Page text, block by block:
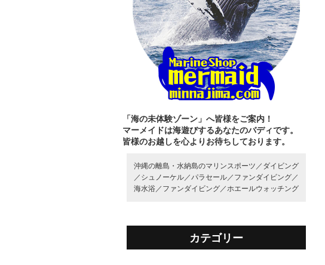
「海の未体験ゾーン」へ皆様をご案内！
マーメイドは海遊びするあなたのバディです。
皆様のお越しを心よりお待ちしております。
沖縄の離島・水納島のマリンスポーツ／ ダイビング
／ シュノーケル／ パラセール／ ファンダイビング／
海水浴／ ファンダイビング／ ホエールウォッチング
カテゴリー